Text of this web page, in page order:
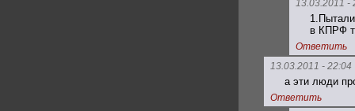
13.03.2011 -
в КПРФ
Ответить
13.03.2011 - 22:04
а эти люди
Ответить